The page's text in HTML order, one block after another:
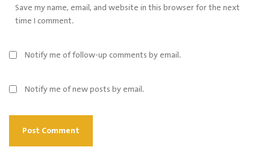
Save my name, email, and website in this browser for the next
time I comment.
Notify me of follow-up comments by email.
Notify me of new posts by email.